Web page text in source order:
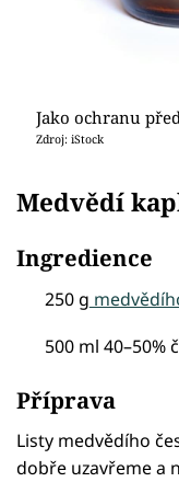
Jako ochranu
Zdroj: iStock
Medvědí
Ingredience
250 g
500 ml
Příprava
Listy medvědího
dobře uzavřeme a